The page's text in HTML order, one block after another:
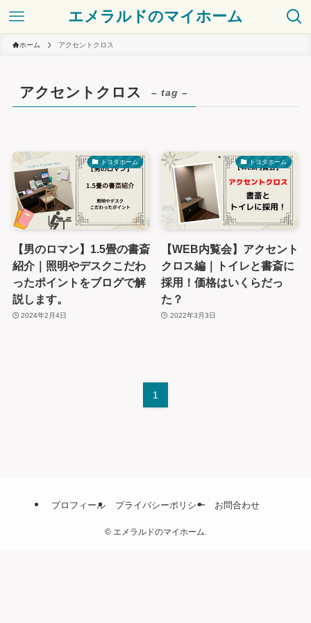
エメラルドのマイホーム
ホーム アクセントクロス
アクセントクロス – tag –
トヨタホーム
【男のロマン】1.5畳の書斎
紹介｜照明やデスクこだわ
ったポイントをブログで解
説します。
2024年2月4日
トヨタホーム
【WEB内覧会】アクセント
クロス編｜トイレと書斎に
採用！価格はいくらだっ
た？
2022年3月3日
1
プロフィール プライバシーポリシー お問合わせ
©エメラルドのマイホーム.